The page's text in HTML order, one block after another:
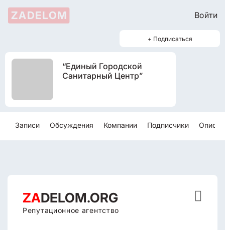
ZADELOM Войти
+ Подписаться
“Единый Городской
Санитарный Центр”
Записи Обсуждения Компании Подписчики
ZADELOM.ORG
Репутационное агентство
